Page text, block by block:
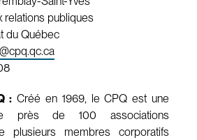
relations publiques
du Québec
: Créé en 1969, le CPQ est une
près de 100 associations
plusieurs membres corporatifs